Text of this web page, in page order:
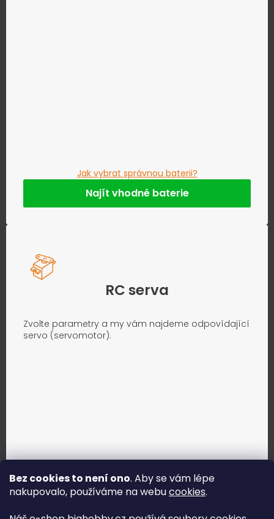
Bez cookies to není ono. Aby se vám lépe
nakupovalo, používáme na webucookies.
Jak vybrat správnou baterii?
Najít vhodné baterie
RC serva
Zvolte parametry a my vám najdeme odpovídající
servo (servomotor).
Jak vybrat správné servo?